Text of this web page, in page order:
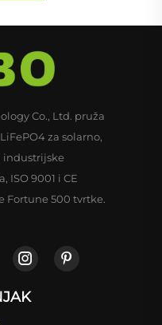
Co., Ltd. pruža
za solarno,
industrijske
ISO 9001 i CE
Fortune 500 tvrtke.